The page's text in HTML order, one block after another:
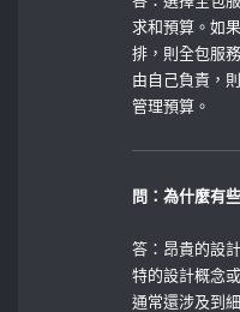
求和預算。如
排，則全包服
由自己負責，
管理預算。
問：為什麼有
答：昂貴的設
特的設計概念
通常還涉及到